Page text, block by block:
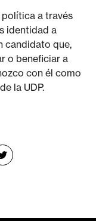
a través
identidad a
candidato que,
o beneficiar a
con él como
la UDP.